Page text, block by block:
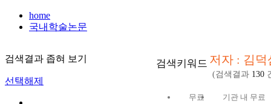
home
국내학술논문
검색결과 좁혀 보기
선택해제
검색키워드 저자 : 김덕
(검색결과 130
무료
기관 내 무료